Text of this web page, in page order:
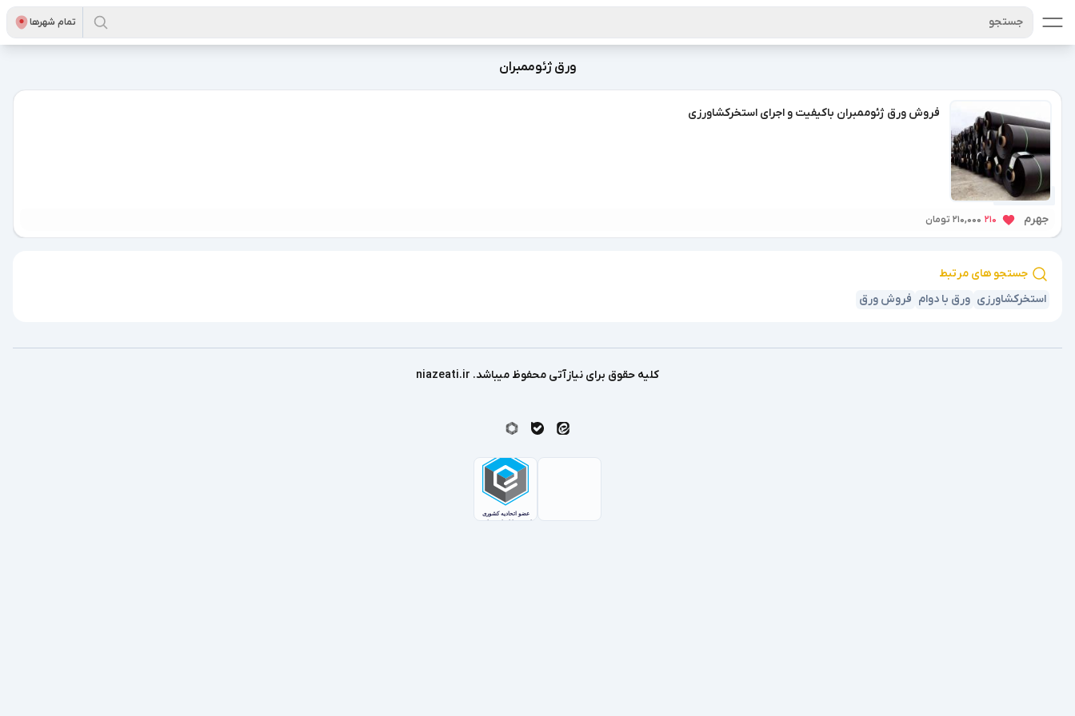
تمام شهر‌ها جستجو
ورق ژئوممبران
1 سال پیش
فروش ورق ژئوممبران باکیفیت و اجرای استخرکشاورزی
جهرم 210 210,000 تومان
جستجو های مرتبط
استخرکشاورزی ورق با دوام فروش ورق
کلیه حقوق برای نیازآتی محفوظ میباشد. niazeati.ir